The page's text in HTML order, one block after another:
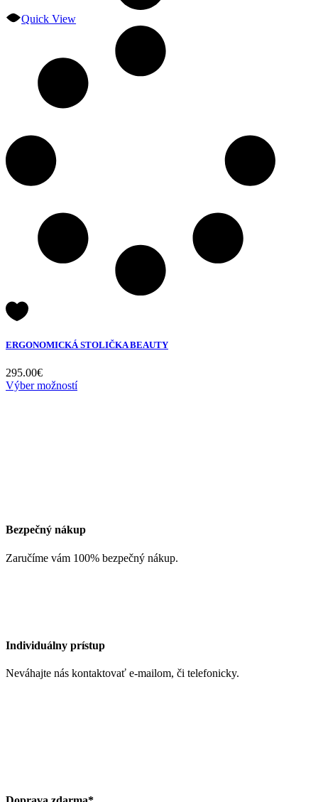
Quick View
ERGONOMICKÁ STOLIČKA BEAUTY
295.00€
Výber možností
Bezpečný nákup
Zaručíme vám 100% bezpečný nákup.
Individuálny prístup
Neváhajte nás kontaktovať e-mailom, či telefonicky.